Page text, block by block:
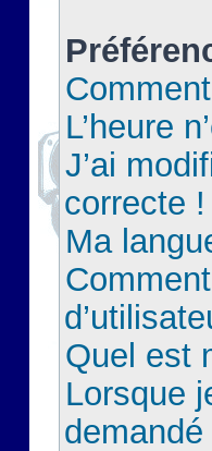
L’heure
J’ai
correcte !
Ma
Quel est
Lorsque